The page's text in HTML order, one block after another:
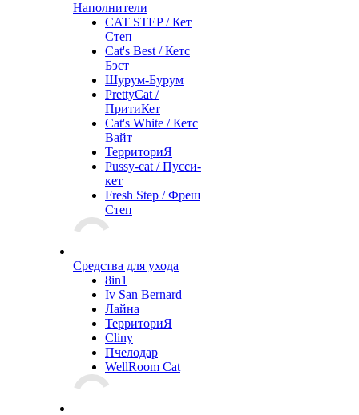
Наполнители
CAT STEP / Кет
Степ
Cat's Best / Кетс
Бэст
Шурум-Бурум
PrettyCat /
ПритиКет
Cat's White / Кетс
Вайт
ТерриториЯ
Pussy-cat / Пусси-
кет
Fresh Step / Фреш
Степ
Средства для ухода
8in1
Iv San Bernard
Лайна
ТерриториЯ
Cliny
Пчелодар
WellRoom Cat